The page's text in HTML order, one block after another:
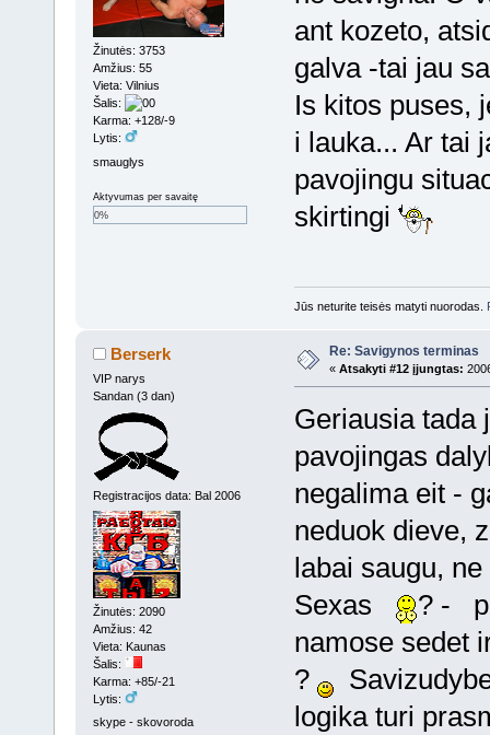
Žinutės: 3753
Amžius: 55
Vieta: Vilnius
Šalis:
Karma: +128/-9
Lytis:
smauglys
Aktyvumas per savaitę
0%
ant kozeto,
galva -tai jau
Is kitos puses,
i lauka... Ar tai
pavojingu
skirtingi
Jūs neturite teisės matyti nuorodas.
Berserk
VIP narys
Sandan (3 dan)
Registracijos data: Bal 2006
Žinutės: 2090
Amžius: 42
Vieta: Kaunas
Šalis:
Karma: +85/-21
Lytis:
skype - skovoroda
Re: Savigynos terminas
« Atsakyti #12 įjungtas:
Geriausia tada
pavojingas
negalima eit -
neduok dieve,
labai saugu,
Sexas
? -
namose sedet
?
logika turi